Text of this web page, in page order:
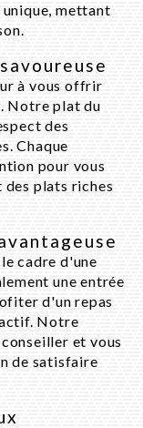
mettant
à vous offrir
Notre plat du
des
Chaque
pour vous
des plats riches
cadre d'une
une entrée
d'un repas
Notre
et vous
de satisfaire